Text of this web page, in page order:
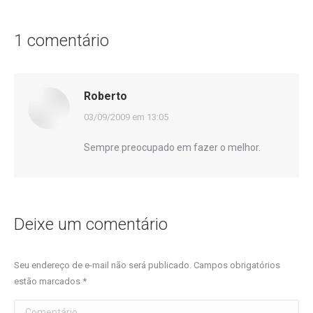
1 comentário
Roberto
disse:
03/09/2009 em 13:05
Sempre preocupado em fazer o melhor.
Deixe um comentário
Seu endereço de e-mail não será publicado. Campos obrigatórios
estão marcados *
Comentário